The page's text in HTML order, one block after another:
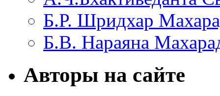
Б.Р. Шридхар
Б.В. Нараяна
Авторы на сайте